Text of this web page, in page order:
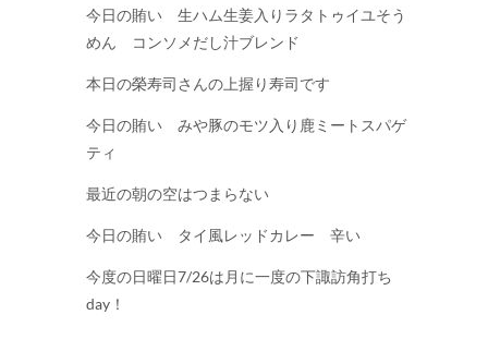
今日の賄い 生ハム生姜入りラタトゥイユそう
めん コンソメだし汁ブレンド
本日の榮寿司さんの上握り寿司です
今日の賄い みや豚のモツ入り鹿ミートスパゲ
ティ
最近の朝の空はつまらない
今日の賄い タイ風レッドカレー 辛い
今度の日曜日7/26は月に一度の下諏訪角打ち
day！